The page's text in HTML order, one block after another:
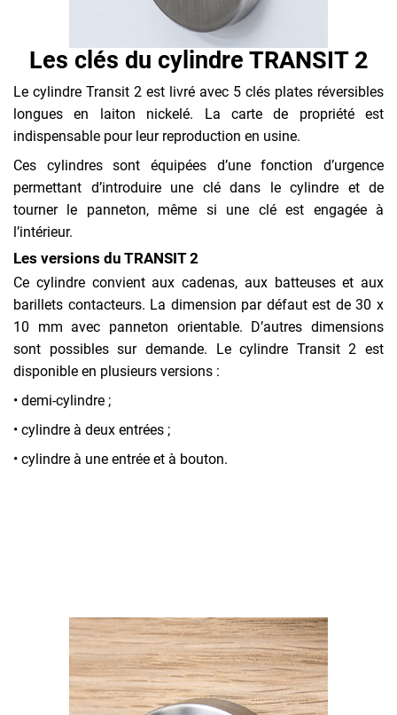
Les clés du cylindre TRANSIT 2
Le cylindre Transit 2 est livré avec 5 clés plates réversibles
longues en laiton nickelé. La carte de propriété est
indispensable pour leur reproduction en usine.
Ces cylindres sont équipées d’une fonction d’urgence
permettant d’introduire une clé dans le cylindre et de
tourner le panneton, même si une clé est engagée à
l’intérieur.
Les versions du TRANSIT 2
Ce cylindre convient aux cadenas, aux batteuses et aux
barillets contacteurs. La dimension par défaut est de 30 x
10 mm avec panneton orientable. D’autres dimensions
sont possibles sur demande. Le cylindre Transit 2 est
disponible en plusieurs versions :
• demi-cylindre ;
• cylindre à deux entrées ;
• cylindre à une entrée et à bouton.